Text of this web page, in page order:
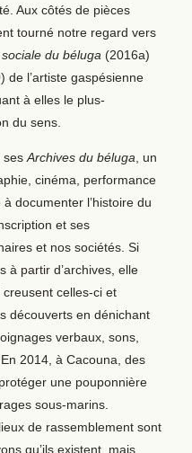
Aux côtés de pièces
tourné notre regard vers
du béluga (2016a)
de l’artiste gaspésienne
à elles le plus-
du sens.
ses Archives du béluga , un
cinéma, performance
documenter l’histoire du
et ses
et nos sociétés. Si
à partir d’archives, elle
creusent celles-ci et
découverts en dénichant
verbaux, sons,
2014, à Cacouna, des
une pouponnière
sous-marins.
de rassemblement sont
qu’ils existent, mais